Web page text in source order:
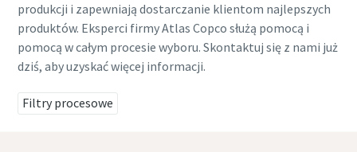
produkcji i zapewniają dostarczanie klientom najlepszych
produktów. Eksperci firmy Atlas Copco służą pomocą i
pomocą w całym procesie wyboru. Skontaktuj się z nami już
dziś, aby uzyskać więcej informacji.
Filtry procesowe